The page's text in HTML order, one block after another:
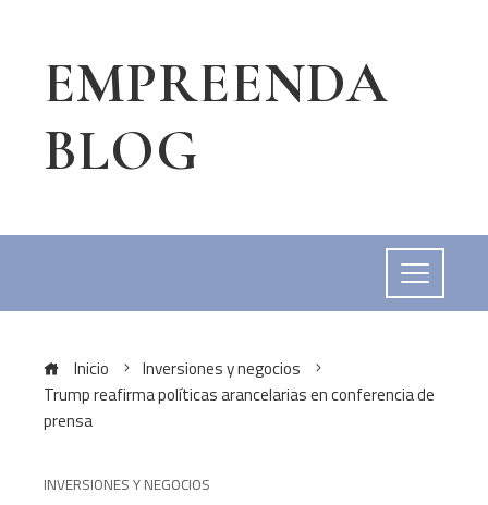
EMPREENDA
BLOG
Inicio
Inversiones y negocios
Trump reafirma políticas arancelarias en conferencia de
prensa
INVERSIONES Y NEGOCIOS